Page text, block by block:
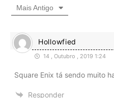
Mais Antigo
Hollowfied
14 , Outubro , 2019 1:24
Square Enix tá sendo muito
Responder